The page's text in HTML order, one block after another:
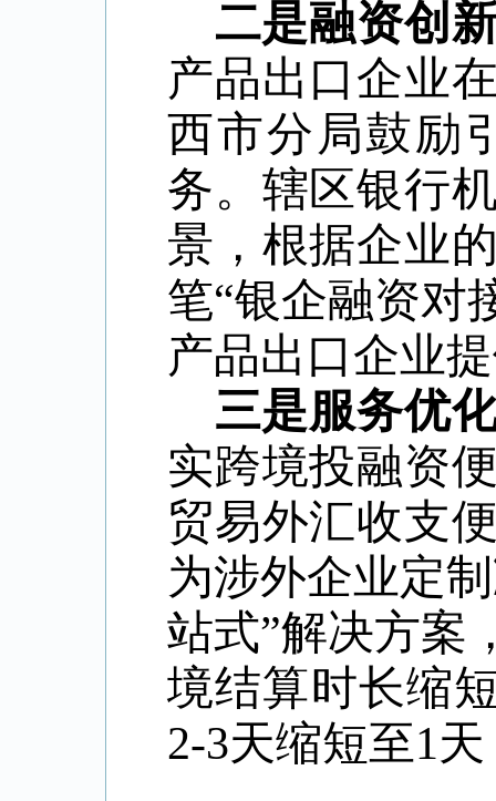
二是融资创
产品出口企业
西市分局鼓励
务。辖区银行
景，根据企业
笔“银企融资对
产品出口企业
三是服务优
实跨境投融资
贸易外汇收支
为涉外企业定
站式”解决方案
境结算时长缩
2-3天缩短至1